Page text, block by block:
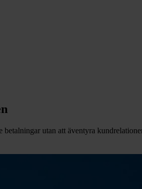
utan att äventyra